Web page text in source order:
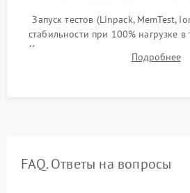
Запуск тестов (Linpack, MemTest,
стабильности при 100% нагрузке
Контроль температурных режимов,
троттлинга и подготовка
Подробнее
FAQ. Ответы на вопросы